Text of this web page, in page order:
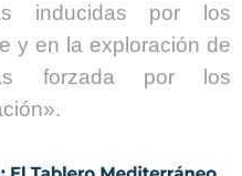
inducidas por los
y en la exploración de
forzada por los